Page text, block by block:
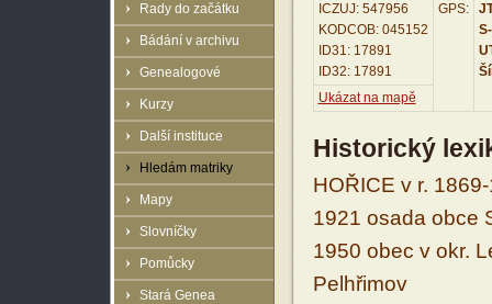
Rady do začátku
Bádání v archivu
Genealogové
Kurzy
Další instituce
Hledám matriky
Mapy
Slovníčky
Pomůcky
Stará Genea
ICZUJ: 547956
KODCOB: 045152
ID31: 17891
ID32: 17891
GPS:
Ukázat na mapě
Historický
HOŘICE v r.
1921 osada obce
1950 obec v okr.
Pelhřimov